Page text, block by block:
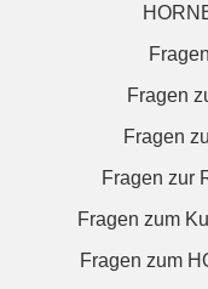
Fragen
Fragen
Fragen zur
Fragen zum
Fragen zum